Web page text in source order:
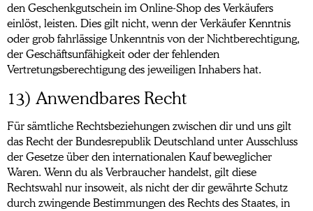
den Geschenkgutschein im Online-Shop des Verkäufers
einlöst, leisten. Dies gilt nicht, wenn der Verkäufer Kenntnis
oder grob fahrlässige Unkenntnis von der Nichtberechtigung,
der Geschäftsunfähigkeit oder der fehlenden
Vertretungsberechtigung des jeweiligen Inhabers hat.
13) Anwendbares Recht
Für sämtliche Rechtsbeziehungen zwischen dir und uns gilt
das Recht der Bundesrepublik Deutschland unter Ausschluss
der Gesetze über den internationalen Kauf beweglicher
Waren. Wenn du als Verbraucher handelst, gilt diese
Rechtswahl nur insoweit, als nicht der dir gewährte Schutz
durch zwingende Bestimmungen des Rechts des Staates, in